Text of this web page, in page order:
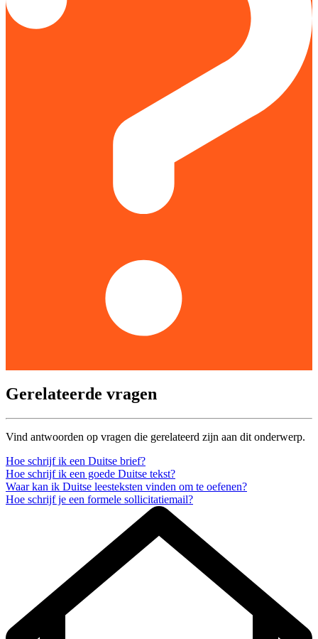
Gerelateerde vragen
Vind antwoorden op vragen die gerelateerd zijn aan dit onderwerp.
Hoe schrijf ik een Duitse brief?
Hoe schrijf ik een goede Duitse tekst?
Waar kan ik Duitse leesteksten vinden om te oefenen?
Hoe schrijf je een formele sollicitatiemail?